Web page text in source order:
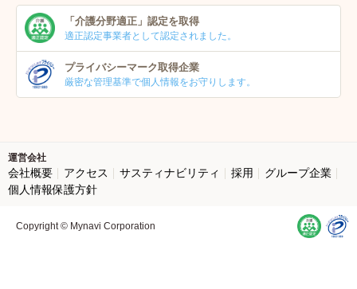
「介護分野適正」 認定を取得
適正認定事業者として認定されました。
プライバシーマーク取得企業
厳密な管理基準で個人情報をお守りします。
運営会社
会社概要 アクセス サスティナビリティ 採用
グループ企業
個人情報保護方針
Copyright © Mynavi Corporation